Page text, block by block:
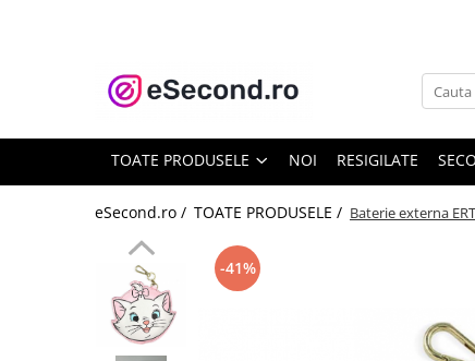
TOATE PRODUSELE
Accesorii Auto
Covorase auto
Echipamente pentru Atelier
Intretinere & Cosmetica auto
Reparatii si echipamente auto
TOATE PRODUSELE NOI RESIGILATE
eSecond.ro / TOATE PRODUSELE / Baterie externa
-41%